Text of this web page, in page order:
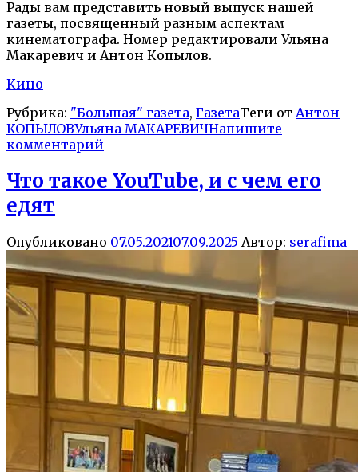
Рады вам представить новый выпуск нашей
газеты, посвященный разным аспектам
кинематографа. Номер редактировали Ульяна
Макаревич и Антон Копылов.
Кино
Рубрика: "Большая" газета, ГазетаТеги от Антон
КОПЫЛОВУльяна МАКАРЕВИЧНапишите
комментарий
Что такое YouTube, и с чем его
едят
Опубликовано 07.05.202107.09.2025 Автор: serafima